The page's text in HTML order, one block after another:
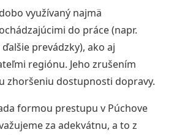
využívaný najmä
do práce (napr.
prevádzky), ako aj
regiónu. Jeho zrušením
zhoršeniu dostupnosti dopravy.
formou prestupu v Púchove
za adekvátnu, a to z